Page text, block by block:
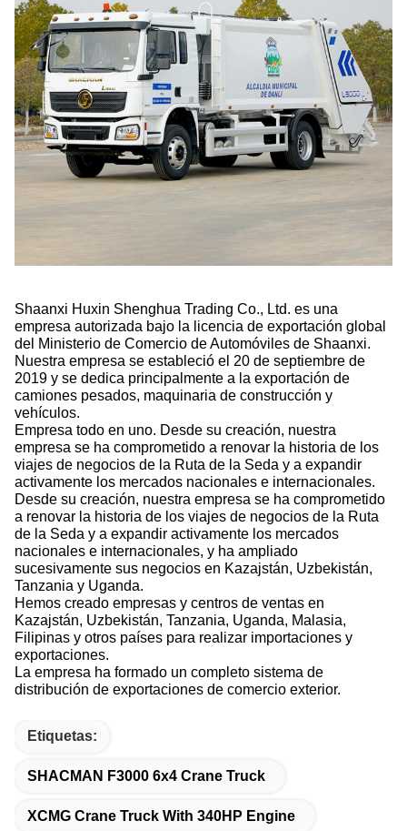
Shaanxi Huxin Shenghua Trading Co., Ltd. es una
empresa autorizada bajo la licencia de exportación global
del Ministerio de Comercio de Automóviles de Shaanxi.
Nuestra empresa se estableció el 20 de septiembre de
2019 y se dedica principalmente a la exportación de
camiones pesados, maquinaria de construcción y
vehículos.
Empresa todo en uno. Desde su creación, nuestra
empresa se ha comprometido a renovar la historia de los
viajes de negocios de la Ruta de la Seda y a expandir
activamente los mercados nacionales e internacionales.
Desde su creación, nuestra empresa se ha comprometido
a renovar la historia de los viajes de negocios de la Ruta
de la Seda y a expandir activamente los mercados
nacionales e internacionales, y ha ampliado
sucesivamente sus negocios en Kazajstán, Uzbekistán,
Tanzania y Uganda.
Hemos creado empresas y centros de ventas en
Kazajstán, Uzbekistán, Tanzania, Uganda, Malasia,
Filipinas y otros países para realizar importaciones y
exportaciones.
La empresa ha formado un completo sistema de
distribución de exportaciones de comercio exterior.
Etiquetas:
SHACMAN F3000 6x4 Crane Truck
XCMG Crane Truck With 340HP Engine